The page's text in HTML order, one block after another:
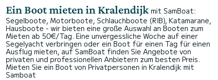
Ein Boot mieten in Kralendijk mit SamBoat:
Segelboote, Motorboote, Schlauchboote (RIB), Katamarane,
Hausboote - wir bieten eine große Auswahl an Booten zum
Mieten ab 50€/Tag. Eine unvergessliche Woche auf einer
Segelyacht verbringen oder ein Boot für einen Tag für einen
Ausflug mieten, auf SamBoat finden Sie Angebote von
privaten und professionellen Anbietern zum besten Preis.
Mieten Sie ein Boot von Privatpersonen in Kralendijk mit
Samboat